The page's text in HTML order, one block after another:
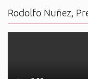
Rodolfo Nuñez,